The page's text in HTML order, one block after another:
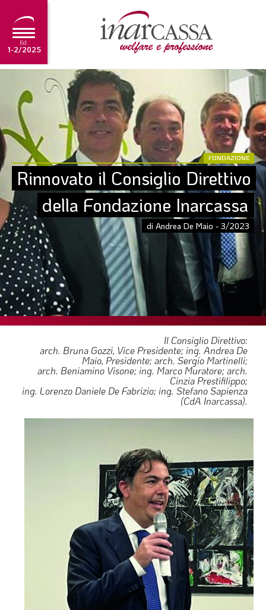
Ed.
1-2/2025
EDITORIALE
TUTORIAL
SCADENZARIO
ARCHIVIO
Ultima edizione
1-2/2025
SOMMARIO
EDITORIALE
PREVIDENZA
PROFESSIONE
TERZA PAGINA
LE FOTO DEL FIL ROUGE
IN QUESTO NUMERO
SPAZIO APERTO
GOVERNANCE
FONDAZIONE
ASSOCIAZIONI
LA VIGNETTA DI EVASIO
SPECIALE
CAMBIA NUMERO
FONDAZIONE
Rinnovato il Consiglio Direttivo
della Fondazione Inarcassa
di Andrea De Maio - 3/2023
Il Consiglio Direttivo:
arch. Bruna Gozzi, Vice Presidente; ing. Andrea De
Maio, Presidente; arch. Sergio Martinelli;
arch. Beniamino Visone; ing. Marco Muratore; arch.
Cinzia Prestifilippo;
ing. Lorenzo Daniele De Fabrizio; ing. Stefano Sapienza
(CdA Inarcassa).